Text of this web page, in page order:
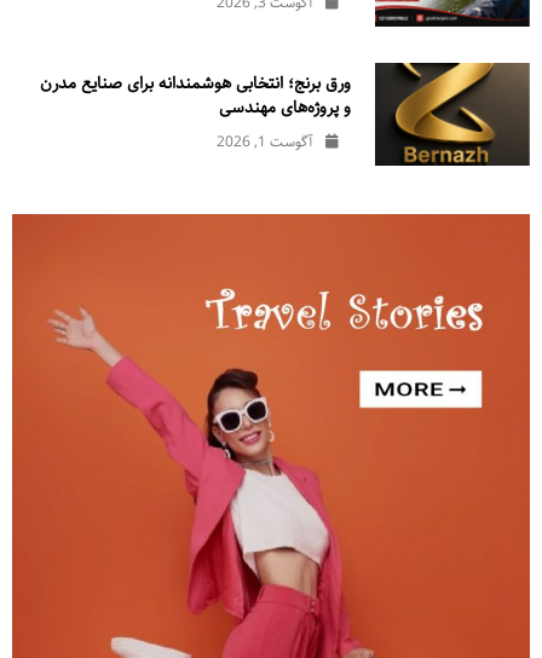
ورق برنج؛ انتخابی هوشمندانه برای صنایع مدرن
و پروژه‌های مهندسی
آگوست 1, 2026